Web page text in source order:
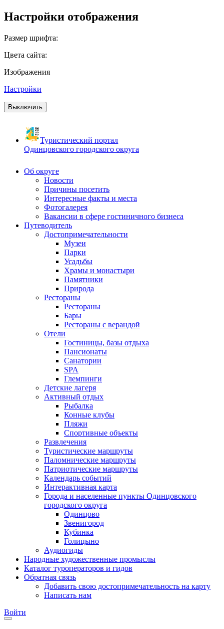
Настройки отображения
Размер шрифта:
Цвета сайта:
Изображения
Настройки
Выключить
Туристический портал
Одинцовского городского округа
Об округе
Новости
Причины посетить
Интересные факты и места
Фотогалерея
Вакансии в сфере гостиничного бизнеса
Путеводитель
Достопримечательности
Музеи
Парки
Усадьбы
Храмы и монастыри
Памятники
Природа
Рестораны
Рестораны
Бары
Рестораны с верандой
Отели
Гостиницы, базы отдыха
Пансионаты
Санатории
SPA
Глемпинги
Детские лагеря
Активный отдых
Рыбалка
Конные клубы
Пляжи
Спортивные объекты
Развлечения
Туристические маршруты
Паломнические маршруты
Патриотические маршруты
Календарь событий
Интерактивная карта
Города и населенные пункты Одинцовского
городского округа
Одинцово
Звенигород
Кубинка
Голицыно
Аудиогиды
Народные художественные промыслы
Каталог туроператоров и гидов
Обратная связь
Добавить свою достопримечательность на карту
Написать нам
Войти